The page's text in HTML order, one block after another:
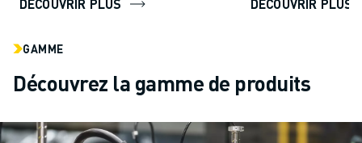
DÉCOUVRIR PLUS DÉCOUVRIR PLUS
GAMME
Découvrez la gamme de produits